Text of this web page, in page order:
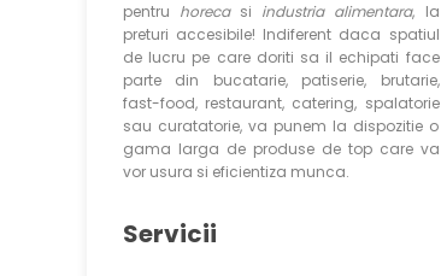
pentru horecasi industria alimentara, la
preturi accesibile! Indiferent daca spatiul
de lucru pe care doriti sa il echipati face
parte din bucatarie, patiserie, brutarie,
fast-food, restaurant, catering, spalatorie
sau curatatorie, va punem la dispozitie o
gama larga de produse de top care va
vor usura si eficientiza munca.
Servicii